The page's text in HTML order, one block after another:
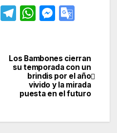
Li T
gr
a
m
W
s
A
p
M
s
e
n
er
gl
e
Tr
n
Los Bambones cierran
su temporada con un
brindis por el año
vivido y la mirada
puesta en el futuro